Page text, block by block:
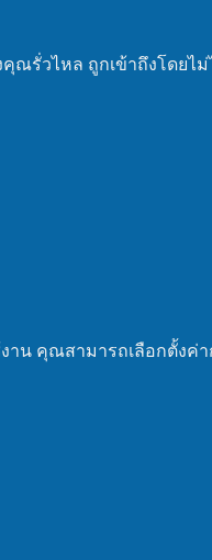
ณรั่วไหล ถูกเข้าถึงโดยไ
าน คุณสามารถเลือกตั้งค่